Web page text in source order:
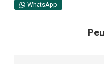
WhatsApp